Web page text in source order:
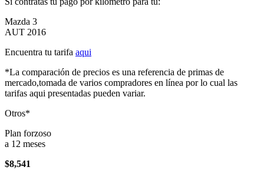
Mazda 3
AUT 2016
Encuentra tu tarifa aqui
*La comparación de precios es una referencia de primas de
mercado,tomada de varios compradores en línea por lo cual las
tarifas aqui presentadas pueden variar.
Otros*
Plan forzoso
a 12 meses
$8,541